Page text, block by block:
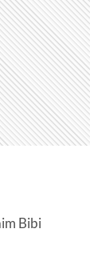
Bibi